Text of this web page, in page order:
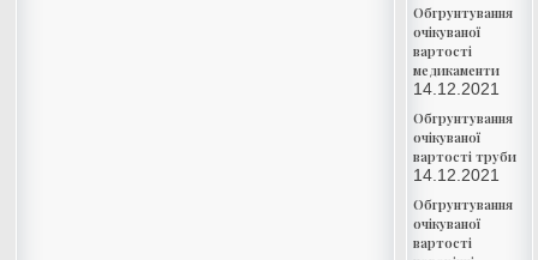
Обгрунтування
очікуваної
вартості
медикаменти
14.12.2021
Обгрунтування
очікуваної
вартості труби
14.12.2021
Обгрунтування
очікуваної
вартості